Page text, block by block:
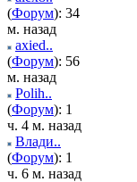
(Форум): 34
м. назад
axied..
(Форум): 56
м. назад
Polih..
(Форум): 1
ч. 4 м. назад
Влади..
(Форум): 1
ч. 6 м. назад